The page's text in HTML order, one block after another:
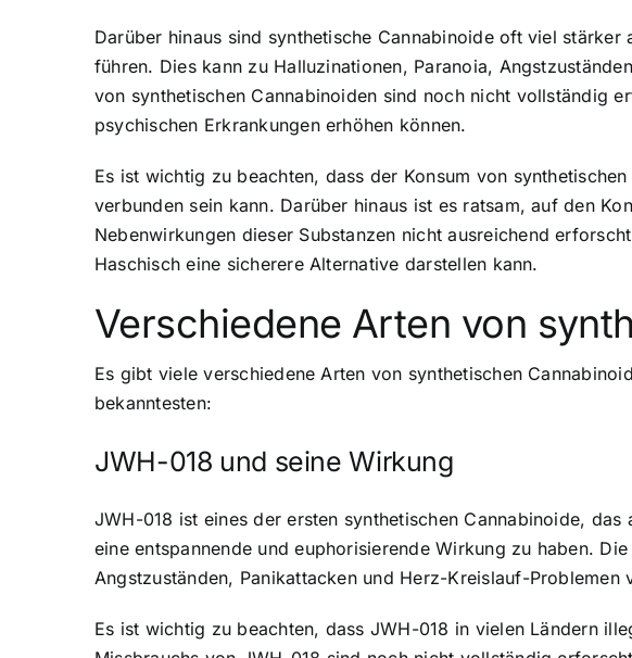
Darüber hinaus sind synthetische Cannabinoide oft viel
führen. Dies kann zu Halluzinationen, Paranoia,
von synthetischen Cannabinoiden sind noch nicht vollständig
psychischen Erkrankungen erhöhen können.
Es ist wichtig zu beachten, dass der Konsum von
verbunden sein kann. Darüber hinaus ist es ratsam, auf den
Nebenwirkungen dieser Substanzen nicht ausreichend
Haschisch eine sicherere Alternative darstellen kann.
Verschiedene Arten von
Es gibt viele verschiedene Arten von synthetischen
bekanntesten:
JWH-018 und seine Wirkung
JWH-018 ist eines der ersten synthetischen Cannabinoide,
eine entspannende und euphorisierende Wirkung zu haben.
Angstzuständen, Panikattacken und Herz-Kreislauf-Problemen
Es ist wichtig zu beachten, dass JWH-018 in vielen Ländern